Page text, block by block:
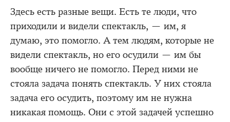
Здесь есть разные вещи. Есть те люди, что
приходили и видели спектакль, — им, я
думаю, это помогло. А тем людям, которые не
видели спектакль, но его осудили — им бы
вообще ничего не помогло. Перед ними не
стояла задача понять спектакль. У них стояла
задача его осудить, поэтому им не нужна
никакая помощь. Они с этой задачей успешно